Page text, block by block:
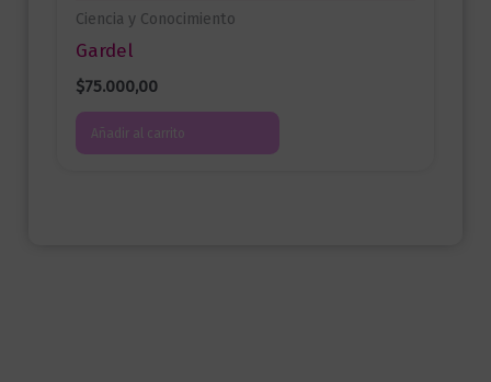
Ciencia y Conocimiento
Gardel
$75.000,00
Añadir al carrito